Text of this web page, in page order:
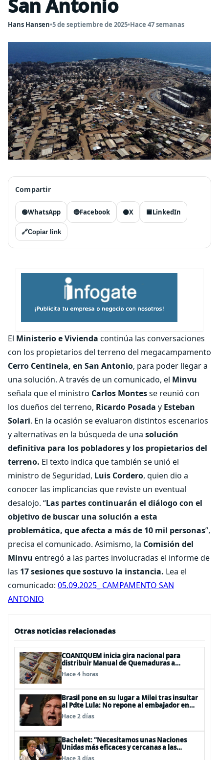
San Antonio
Hans Hansen•5 de septiembre de 2025•Hace 47 semanas
Compartir
🟢WhatsApp 🔵Facebook ⚫X 🟦LinkedIn
🔗Copiar link
El Ministerio e Vivienda continúa las conversaciones
con los propietarios del terreno del megacampamento
Cerro Centinela, en San Antonio, para poder llegar a
una solución. A través de un comunicado, el Minvu
señala que el ministro Carlos Montesse reunió con
los dueños del terreno, Ricardo Posada y Esteban
Solari. En la ocasión se evaluaron distintos escenarios
y alternativas en la búsqueda de una solución
definitiva para los pobladores y los propietarios del
terreno. El texto indica que también se unió el
ministro de Seguridad, Luis Cordero, quien dio a
conocer las implicancias que reviste un eventual
desalojo. “Las partes continuarán el diálogo con el
objetivo de buscar una solución a esta
problemática, que afecta a más de 10 mil personas”,
precisa el comunicado. Asimismo, la Comisión del
Minvu entregó a las partes involucradas el informe de
las 17 sesiones que sostuvo la instancia. Lea el
comunicado: 05.09.2025_ CAMPAMENTO SAN
ANTONIO
Otras noticias relacionadas
COANIQUEM inicia gira nacional para
distribuir Manual de Quemaduras a
profesionales de la salud
Hace 4 horas
Brasil pone en su lugar a Milei tras insultar
al Pdte Lula: No repone al embajador en
BBSS y rebaja la relación bilateral
Hace 2 días
Bachelet: "Necesitamos unas Naciones
Unidas más eficaces y cercanas a las
personas"
Hace 3 días